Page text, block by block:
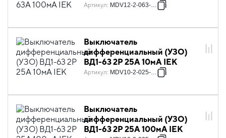
Артикул: MDV12-2-063-100
Выключатель
дифференциальный (УЗО)
ВД1-63 2Р 25А 10мА IEK
Артикул: MDV10-2-025-010
Выключатель
дифференциальный (УЗО)
ВД1-63 2Р 25А 100мА IEK